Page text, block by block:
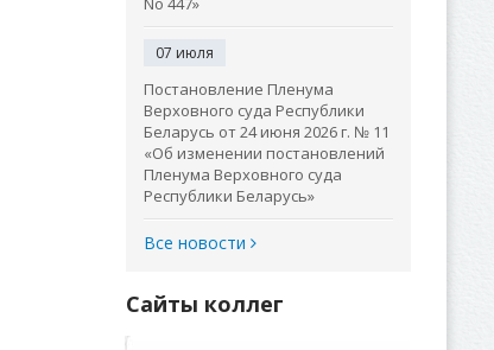
07 июля
Постановление Пленума
Верховного суда Республики
Беларусь от 24 июня 2026 г. № 11
«Об изменении постановлений
Пленума Верховного суда
Республики Беларусь»
Все новости
Сайты коллег